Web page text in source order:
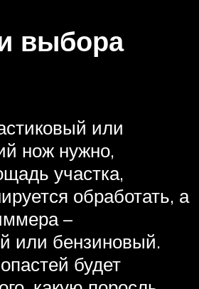
выбора
или
нож нужно,
участка,
обработать, а
–
или бензиновый.
будет